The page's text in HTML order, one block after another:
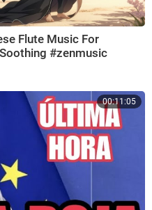
Flute Music For
#zenmusic
00:11:05